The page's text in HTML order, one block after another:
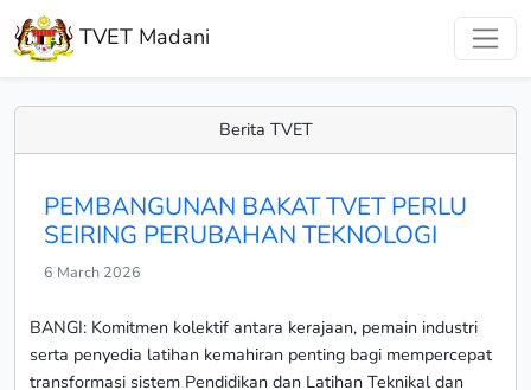
TVET Madani
Berita TVET
PEMBANGUNAN BAKAT TVET PERLU
SEIRING PERUBAHAN TEKNOLOGI
6 March 2026
BANGI: Komitmen kolektif antara kerajaan, pemain industri
serta penyedia latihan kemahiran penting bagi mempercepat
transformasi sistem Pendidikan dan Latihan Teknikal dan